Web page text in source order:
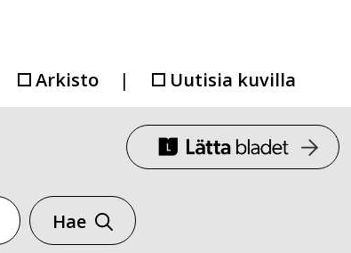
Arkisto Uutisia kuvilla
Hae